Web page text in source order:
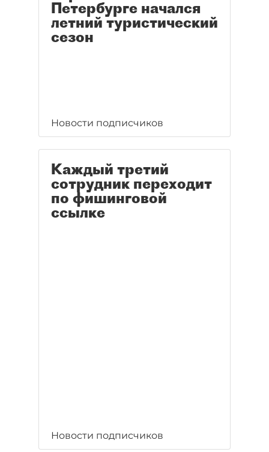
Петербурге начался
летний туристический
сезон
Новости подписчиков
Каждый третий
сотрудник переходит
по фишинговой
ссылке
Новости подписчиков